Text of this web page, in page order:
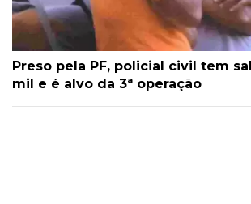
Preso pela PF, policial civil tem
mil e é alvo da 3ª operação